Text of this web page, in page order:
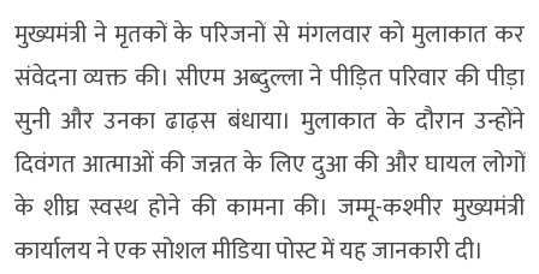
मुख्यमंत्री ने मृतकों के परिजनों से मंगलवार को मुलाकात कर
संवेदना व्यक्त की। सीएम अब्दुल्ला ने पीड़ित परिवार की पीड़ा
सुनी और उनका ढाढ़स बंधाया। मुलाकात के दौरान उन्होंने
दिवंगत आत्माओं की जन्नत के लिए दुआ की और घायल लोगों
के शीघ्र स्वस्थ होने की कामना की। जम्मू-कश्मीर मुख्यमंत्री
कार्यालय ने एक सोशल मीडिया पोस्ट में यह जानकारी दी।